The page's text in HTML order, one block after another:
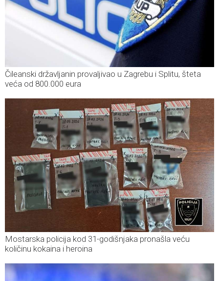
Čileanski državljanin provaljivao u Zagrebu i Splitu, šteta
veća od 800.000 eura
Mostarska policija kod 31-godišnjaka pronašla veću
količinu kokaina i heroina